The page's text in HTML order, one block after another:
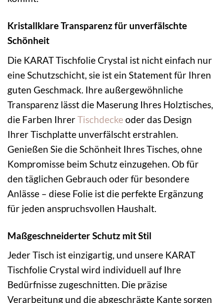
Kristallklare Transparenz für unverfälschte
Schönheit
Die KARAT Tischfolie Crystal ist nicht einfach nur
eine Schutzschicht, sie ist ein Statement für Ihren
guten Geschmack. Ihre außergewöhnliche
Transparenz lässt die Maserung Ihres Holztisches,
die Farben IhrerTischdecke oder das Design
Ihrer Tischplatte unverfälscht erstrahlen.
Genießen Sie die Schönheit Ihres Tisches, ohne
Kompromisse beim Schutz einzugehen. Ob für
den täglichen Gebrauch oder für besondere
Anlässe – diese Folie ist die perfekte Ergänzung
für jeden anspruchsvollen Haushalt.
Maßgeschneiderter Schutz mit Stil
Jeder Tisch ist einzigartig, und unsere KARAT
Tischfolie Crystal wird individuell auf Ihre
Bedürfnisse zugeschnitten. Die präzise
Verarbeitung und die abgeschrägte Kante sorgen